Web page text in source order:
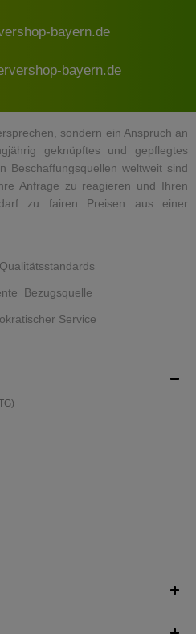
bayern.de
bayern.de
sondern ein Anspruch an
geknüpftes und gepflegtes
Beschaffungsquellen weltweit sind
Anfrage zu reagieren und Ihren
zu fairen Preisen aus einer
Bezugsquelle
Service